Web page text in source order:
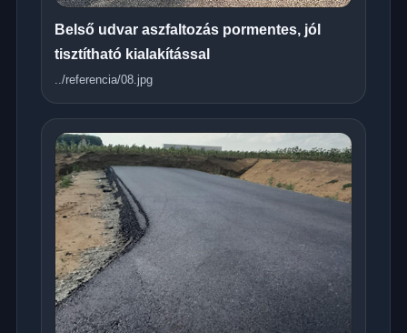
Belső udvar aszfaltozás pormentes, jól
tisztítható kialakítással
../referencia/08.jpg